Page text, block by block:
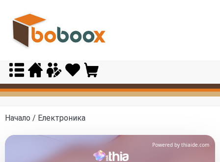
content
Начало / Електроника
Powered by thiaide.com